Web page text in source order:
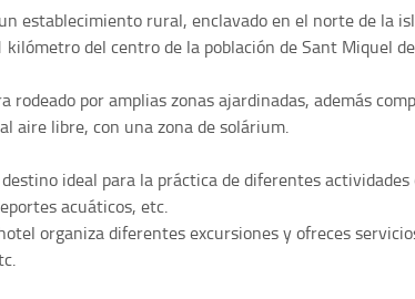
establecimiento rural, enclavado en el norte de la
kilómetro del centro de la población de Sant Miquel
rodeado por amplias zonas ajardinadas, además
aire libre, con una zona de solárium.
ideal para la práctica de diferentes actividades
acuáticos, etc.
organiza diferentes excursiones y ofreces